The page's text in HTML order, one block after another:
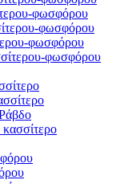
φωσφόρου
φωσφόρου
φωσφόρου
φωσφόρου